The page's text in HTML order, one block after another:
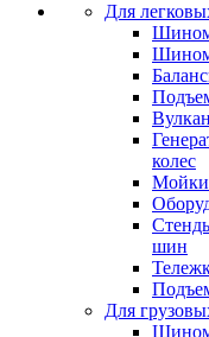
Для
колес
Мойки
шин
Для